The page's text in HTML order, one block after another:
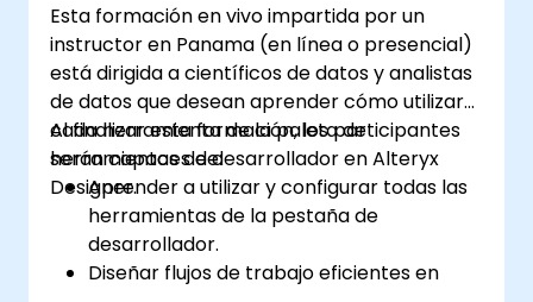
Esta formación en vivo impartida por un
instructor en Panama (en línea o presencial)
está dirigida a científicos de datos y analistas
de datos que desean aprender cómo utilizar
cada herramienta de la paleta de
herramientas de desarrollador en Alteryx
Designer.
Al finalizar esta formación, los participantes
serán capaces de:
Aprender a utilizar y configurar todas las
herramientas de la pestaña de
desarrollador.
Diseñar flujos de trabajo eficientes en